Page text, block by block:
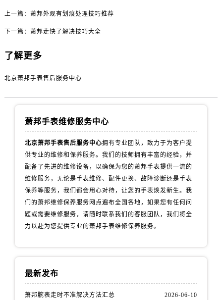
上一篇： 萧邦外观有划痕处理技巧推荐
下一篇： 萧邦走快了解决技巧大全
了解更多
北京萧邦手表售后服务中心
萧邦手表维修服务中心
北京萧邦手表售后服务中心拥有专业团队，致力于为客户提
供专业的维修和保养服务。我们的技师拥有丰富的经验，并
配备了先进的维修设备，以确保为您的萧邦手表提供一流的
维修服务，无论是手表维修、配件更换、故障诊断还是手表
保养等服务，我们都会用心对待，让您的手表焕发新生。我
们的萧邦维修保养服务网点遍布全国各地，如果您有任何问
题或需要维修服务，请随时联系我们的客服团队，我们将全
力以赴为您提供专业的萧邦手表维修保养服务。
最新发布
萧邦腕表走时不准解决方法汇总 2026-06-10